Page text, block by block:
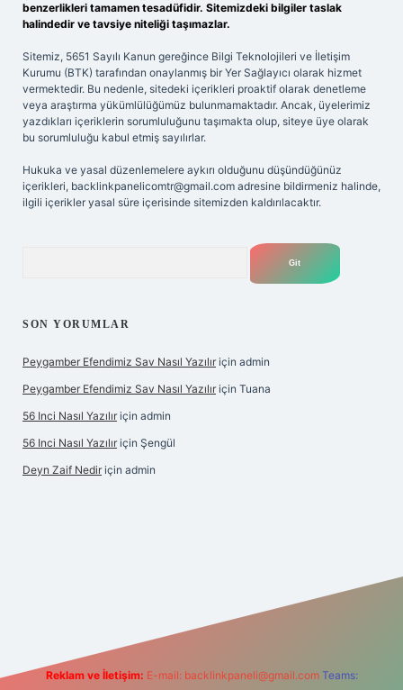
benzerlikleri tamamen tesadüfidir. Sitemizdeki bilgiler taslak
halindedir ve tavsiye niteliği taşımazlar.
Sitemiz, 5651 Sayılı Kanun gereğince Bilgi Teknolojileri ve İletişim
Kurumu (BTK) tarafından onaylanmış bir Yer Sağlayıcı olarak hizmet
vermektedir. Bu nedenle, sitedeki içerikleri proaktif olarak denetleme
veya araştırma yükümlülüğümüz bulunmamaktadır. Ancak, üyelerimiz
yazdıkları içeriklerin sorumluluğunu taşımakta olup, siteye üye olarak
bu sorumluluğu kabul etmiş sayılırlar.
Hukuka ve yasal düzenlemelere aykırı olduğunu düşündüğünüz
içerikleri, backlinkpanelicomtr@gmail.com adresine bildirmeniz halinde,
ilgili içerikler yasal süre içerisinde sitemizden kaldırılacaktır.
SON YORUMLAR
Peygamber Efendimiz Sav Nasıl Yazılır için admin
Peygamber Efendimiz Sav Nasıl Yazılır için Tuana
56 Inci Nasıl Yazılır için admin
56 Inci Nasıl Yazılır için Şengül
Deyn Zaif Nedir için admin
Reklam ve İletişim: E-mail: backlinkpaneli@gmail.com Teams: